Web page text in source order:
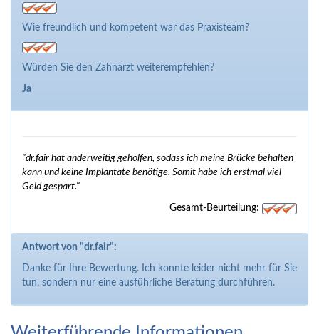
Wie freundlich und kompetent war das Praxisteam?
Würden Sie den Zahnarzt weiterempfehlen?
Ja
"dr.fair hat anderweitig geholfen, sodass ich meine Brücke behalten
kann und keine Implantate benötige. Somit habe ich erstmal viel
Geld gespart."
Gesamt-Beurteilung:
Antwort von "dr.fair":
Danke für Ihre Bewertung. Ich konnte leider nicht mehr für Sie
tun, sondern nur eine ausführliche Beratung durchführen.